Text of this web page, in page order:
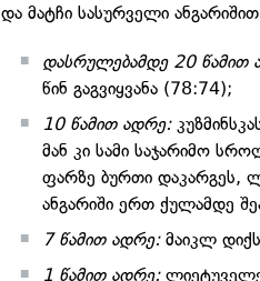
და მატჩი სასურველი
დასრულებამდე 20 წამით
წინ გაგვიყვანა (78:74);
10 წამით ადრე:
მან კი სამი საჯარიმო
ფარზე ბურთი დაკარგეს,
ანგარიში ერთ ქულამდე
7 წამით ადრე:მაიკლ
1 წამით ადრე: